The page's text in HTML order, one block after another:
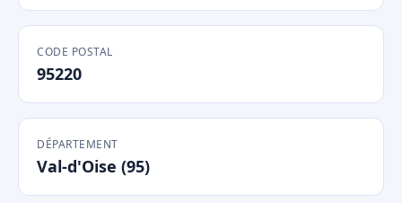
CODE POSTAL
95220
DÉPARTEMENT
Val-d'Oise (95)